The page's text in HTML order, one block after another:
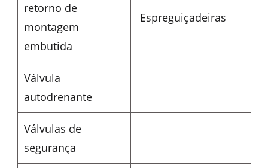
retorno de
montagem
embutida
Espreguiçadeiras
Válvula
autodrenante
Válvulas de
segurança